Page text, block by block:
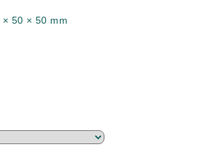
× 50 × 50 mm